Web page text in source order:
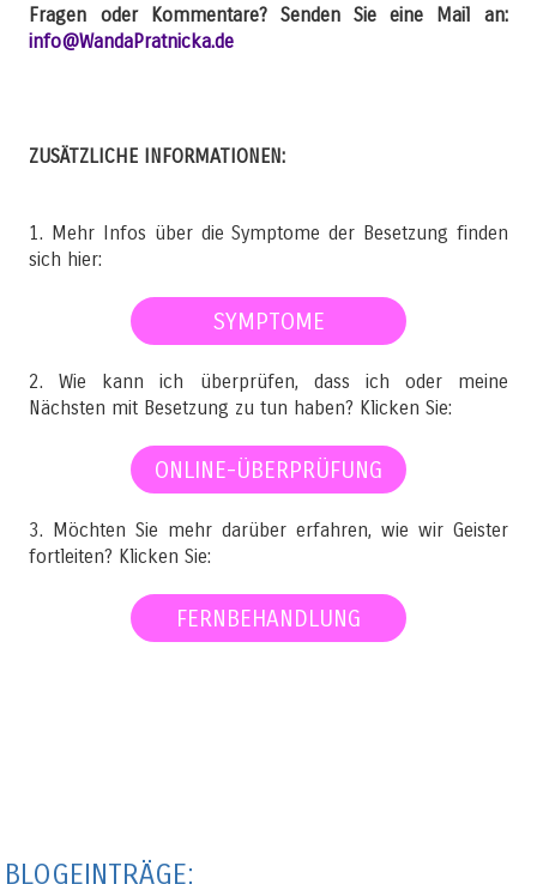
Fragen oder Kommentare? Senden Sie eine Mail an:
info@WandaPratnicka.de
ZUSÄTZLICHE INFORMATIONEN:
1. Mehr Infos über die Symptome der Besetzung finden
sich hier:
SYMPTOME
2. Wie kann ich überprüfen, dass ich oder meine
Nächsten mit Besetzung zu tun haben? Klicken Sie:
ONLINE-ÜBERPRÜFUNG
3. Möchten Sie mehr darüber erfahren, wie wir Geister
fortleiten? Klicken Sie:
FERNBEHANDLUNG
BLOGEINTRÄGE: